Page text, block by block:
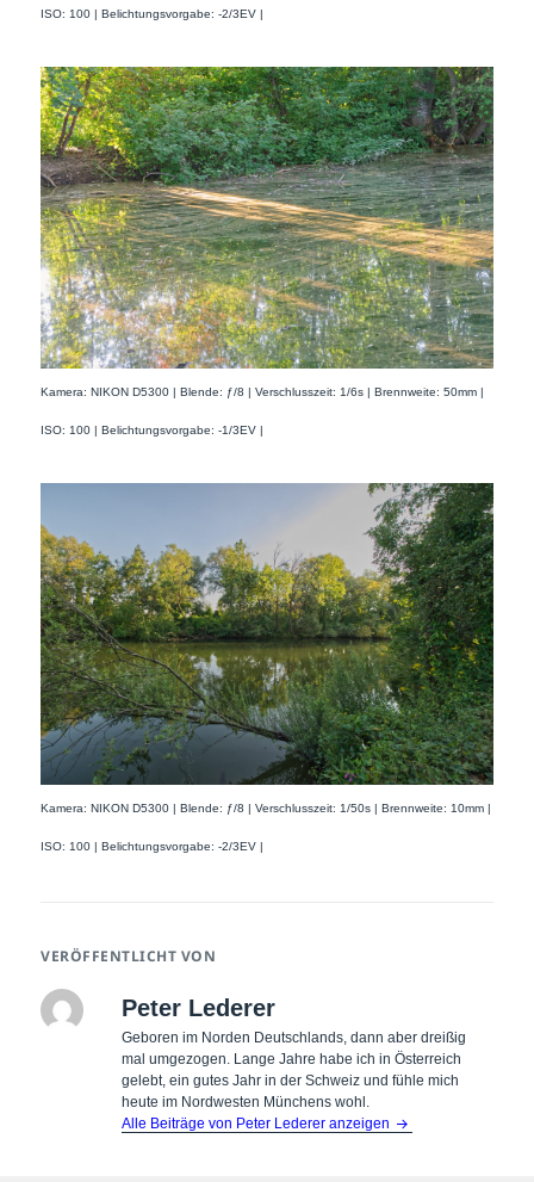
ISO: 100 | Belichtungsvorgabe: -2/3EV |
Kamera: NIKON D5300 | Blende: ƒ/8 | Verschlusszeit: 1/6s | Brennweite: 50mm |
ISO: 100 | Belichtungsvorgabe: -1/3EV |
Kamera: NIKON D5300 | Blende: ƒ/8 | Verschlusszeit: 1/50s | Brennweite: 10mm |
ISO: 100 | Belichtungsvorgabe: -2/3EV |
VERÖFFENTLICHT VON
Peter Lederer
Geboren im Norden Deutschlands, dann aber dreißig
mal umgezogen. Lange Jahre habe ich in Österreich
gelebt, ein gutes Jahr in der Schweiz und fühle mich
heute im Nordwesten Münchens wohl.
Alle Beiträge von Peter Lederer anzeigen